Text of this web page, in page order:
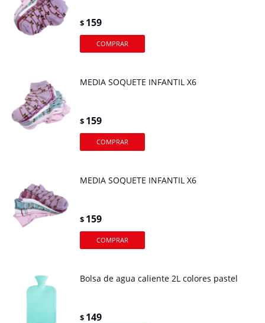
$ 159
MEDIA SOQUETE INFANTIL X6
$ 159
MEDIA SOQUETE INFANTIL X6
$ 159
Bolsa de agua caliente 2L colores pastel
$ 149